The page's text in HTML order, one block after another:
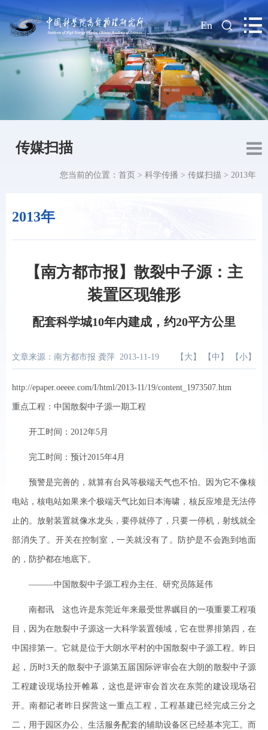
| En
传媒扫描
2013年
您当前的位置： 首页 > 科学传播 > 传媒扫描 > 2013年
【南方都市报】散裂中子源：主
装置区现雏形
配套科学城10年内建成，约20平方公里
文章来源：南方都市报 龚萍 2013-11-19 【 大 】 【 中 】 【 小 】
http://epaper.oeeee.com/I/html/2013-11/19/content_1973507.htm
重点工程：中国散裂中子源一期工程
开工时间：2012年5月
完工时间：预计2015年4月
预警是完善的，就算有台风等极端天气也不怕。因为它不像核
电站，核电站如果来个极端天气比如日本海啸，核反应堆是无法停
止的。放射装置就像水龙头，要停就停了，只要一停机，射线就全
部消失了。开关在控制室，一关就没有了。防护是不会跑到地面
的，防护都在地底下。
———中国散裂中子源工程办主任、研究员陈延伟
南都讯 这也许是东莞近年来最受世界瞩目的一项重要工程项
目，因为在散裂中子源这一大科学装置领域，它在世界排第四，在
中国排第一。它就是位于大朗水平村的中国散裂中子源工程。昨日
起，历时3天的散裂中子源第五届国际评审会在大朗的散裂中子源
工程建设现场拉开帷幕，这也是评审会首次在东莞的建设现场召
开。南都记者昨日探营这一重点工程，工程基建已经完成三分之
二，用于园区办公、生活服务配套的辅助设备区已经基本完工。而